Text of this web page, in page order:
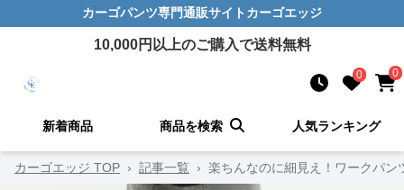
カーゴパンツ専門通販サイト カーゴエッジ
10,000円以上のご購入で送料無料
0 0
新着商品 商品を検索 人気ランキング
カーゴエッジ TOP › 記事一覧 › 楽ちんなのに細見え！ワークパン